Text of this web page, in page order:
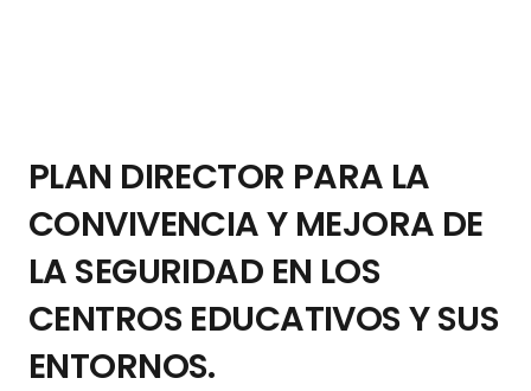
PLAN DIRECTOR PARA LA
CONVIVENCIA Y MEJORA DE
LA SEGURIDAD EN LOS
CENTROS EDUCATIVOS Y SUS
ENTORNOS.